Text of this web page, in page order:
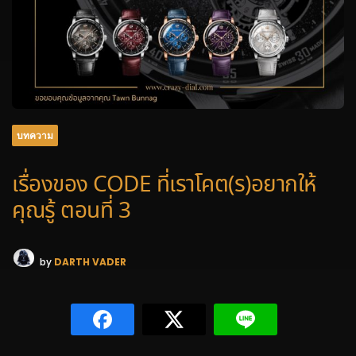
บทความ
เรื่องของ CODE ที่เราโคต(ร)อยากให้
คุณรู้ ตอนที่ 3
by DARTH VADER